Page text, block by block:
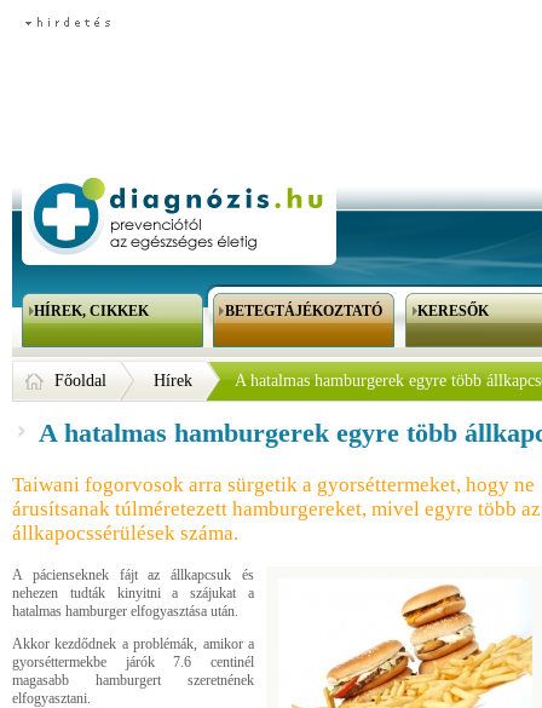
HÍREK, CIKKEK BETEGTÁJÉKOZTATÓ KERESŐK
Főoldal Hírek A hatalmas hamburgerek egyre több
A hatalmas hamburgerek egyre több
Taiwani fogorvosok arra sürgetik a gyorséttermeket, hogy ne
árusítsanak túlméretezett hamburgereket, mivel egyre több az
állkapocssérülések száma.
A pácienseknek fájt az állkapcsuk és
nehezen tudták kinyitni a szájukat a
hatalmas hamburger elfogyasztása után.
Akkor kezdődnek a problémák, amikor a
gyorséttermekbe járók 7.6 centinél
magasabb hamburgert szeretnének
elfogyasztani.